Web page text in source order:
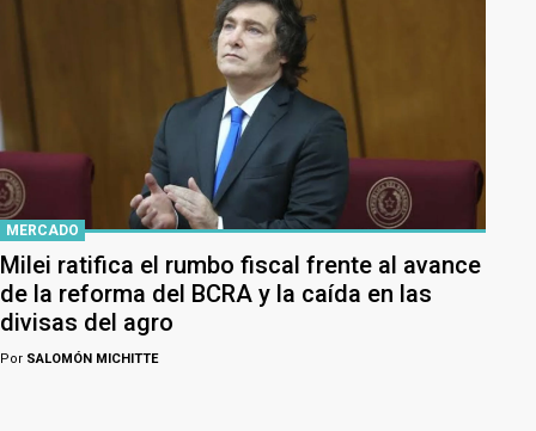
MERCADO
Milei ratifica el rumbo fiscal frente al avance
de la reforma del BCRA y la caída en las
divisas del agro
Por SALOMÓN MICHITTE